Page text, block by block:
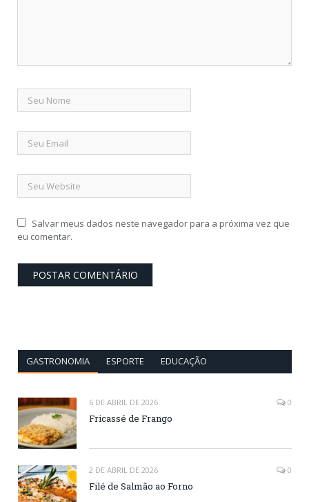
Salvar meus dados neste navegador para a próxima vez que
eu comentar.
GASTRONOMIA ESPORTE EDUCAÇÃO
6 DE ABRIL DE 2026 0
Fricassé de Frango
2 DE ABRIL DE 2026 0
Filé de Salmão ao Forno